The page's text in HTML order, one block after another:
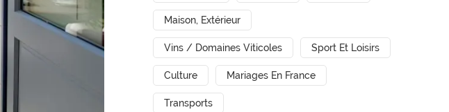
Maison, Extérieur
Vins / Domaines Viticoles Sport Et Loisirs
Culture Mariages En France
Transports